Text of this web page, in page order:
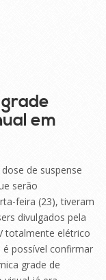
em
de suspense
serão
feira (23), tiveram
divulgados pela
totalmente elétrico
possível confirmar
grade de